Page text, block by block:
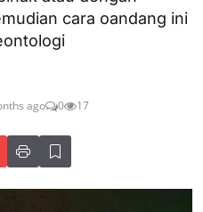
cara oandang ini
ago 0 17